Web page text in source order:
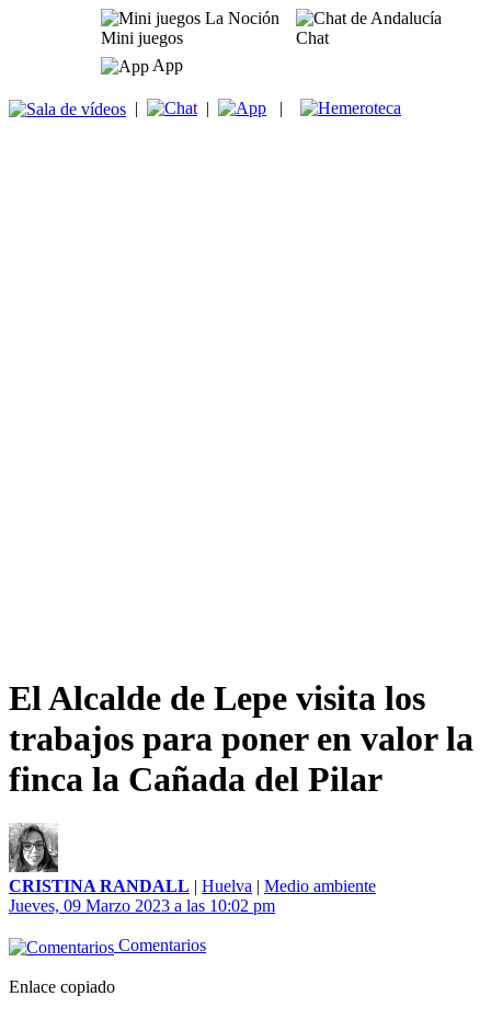
Mini juegos
Chat
App
| | |
El Alcalde de Lepe visita los
trabajos para poner en valor la
finca la Cañada del Pilar
CRISTINA RANDALL | Huelva | Medio ambiente
Jueves, 09 Marzo 2023 a las 10:02 pm
Comentarios
Enlace copiado